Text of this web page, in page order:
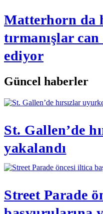
Matterhorn da
tırmanışlar
ediyor
Güncel haberler
St. Gallen’de
yakalandı
Street Parade